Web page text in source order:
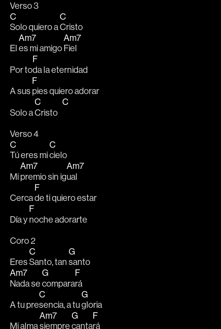
Verso 3
C
Solo quiero a
C
Cristo
El
Am7
es mi amigo
Am7
Fiel
Por to
F
da la eternidad
A sus
F
pies quiero adorar
Solo a
C
Cristo
C
Verso 4
C
Tú eres mi
C
cielo
Mi
Am7
premio sin ig
Am7
ual
Cerca
F
de ti quiero estar
Día y
F
noche adorarte
Coro 2
Eres
C
Santo, tan
G
santo
Am7
Nada se
G
compara
F
rá
A tu pre
C
sencia, a tu
G
gloria
Mi alma
Am7
siempre
G
canta
F
rá